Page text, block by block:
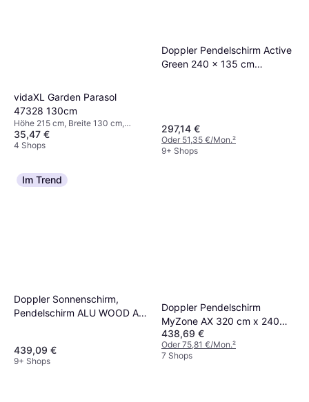
vidaXL Garden Parasol
47328 130cm
Höhe 215 cm, Breite 130 cm,
Länge 180 cm
35,47 €
4 Shops
Doppler Pendelschirm Active
Green 240 x 135 cm
297,14 €
Oder 51,35 €/Mon.²
9+ Shops
Im Trend
Doppler Sonnenschirm,
Pendelschirm ALU WOOD AX
439,09 €
9+ Shops
Doppler Pendelschirm
MyZone AX 320 cm x 240
cm
438,69 €
Oder 75,81 €/Mon.²
7 Shops